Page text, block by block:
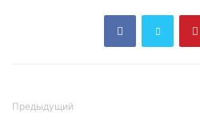
Предыдущий